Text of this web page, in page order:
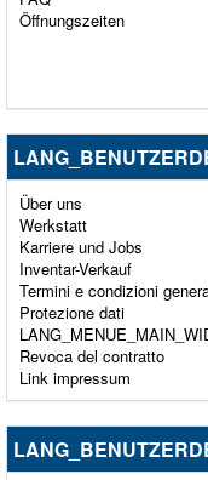
Öffnungszeiten
Über uns
Werkstatt
Karriere und Jobs
Inventar-Verkauf
Termini e condizioni
Protezione dati
Revoca del contratto
Link impressum